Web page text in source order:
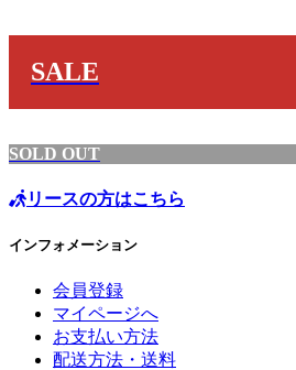
SALE
SOLD OUT
リースの方はこちら
インフォメーション
会員登録
マイページへ
お支払い方法
配送方法・送料